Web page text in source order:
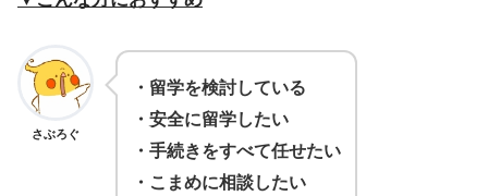
さぶろぐ
・留学を検討している
・安全に留学したい
・手続きをすべて任せたい
・こまめに相談したい